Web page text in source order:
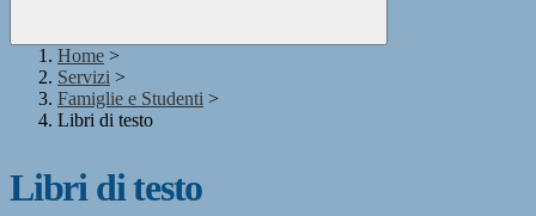
Home >
Servizi >
Famiglie e Studenti >
Libri di testo
Libri di testo